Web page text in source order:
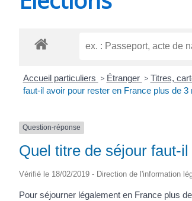
Accueil particuliers > Étranger > Titres,
faut-il avoir pour rester en France plus de 3
Question-réponse
Quel titre de séjour faut-
Vérifié le 18/02/2019 - Direction de l'information
Pour séjourner légalement en France plus